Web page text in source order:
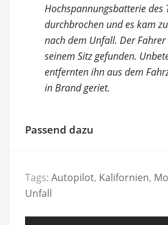
Hochspannungsbatterie des
durchbrochen und es kam
nach dem Unfall. Der
seinem Sitz gefunden.
entfernten ihn aus dem
in Brand geriet.
Passend dazu
Tags: Autopilot, Kalifornien,
Unfall